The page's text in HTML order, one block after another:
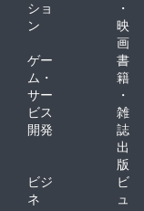
ショ
ン
・
映
画
ゲー
ム・
サー
ビス
開発
書
籍
・
雑
誌
出
版
ビジ
ネ
ビ
ュ